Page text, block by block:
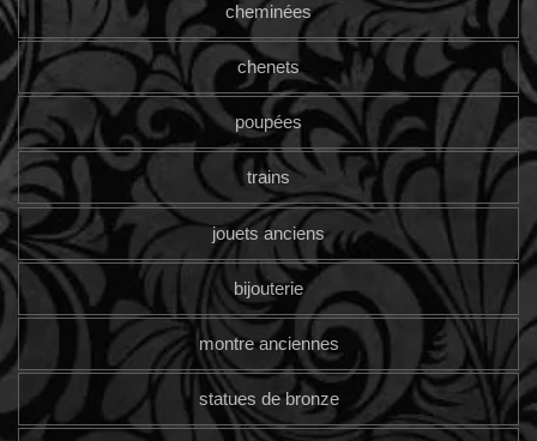
cheminées
chenets
poupées
trains
jouets anciens
bijouterie
montre anciennes
statues de bronze